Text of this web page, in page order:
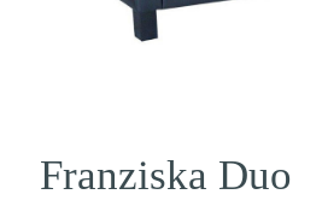
Franziska Duo